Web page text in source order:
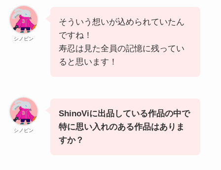
シノビン
そういう想いが込められていたん
ですね！
寿忍は見た全員の記憶に残ってい
ると思います！
シノビン
ShinoViに出品している作品の中で
特に思い入れのある作品はありま
すか？